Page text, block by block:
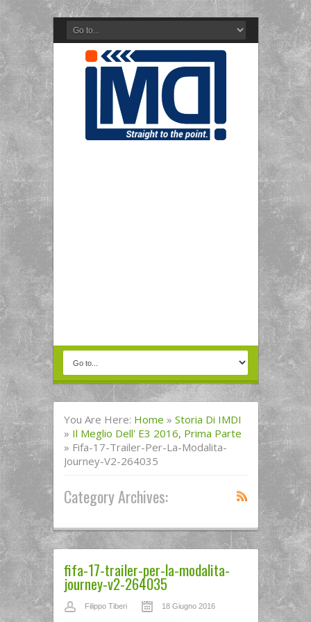
You Are Here: Home » Storia Di IMDI
» Il Meglio Dell' E3 2016, Prima Parte
» Fifa-17-Trailer-Per-La-Modalita-
Journey-V2-264035
Category Archives:
fifa-17-trailer-per-la-modalita-
journey-v2-264035
Filippo Tiberi 18 Giugno 2016